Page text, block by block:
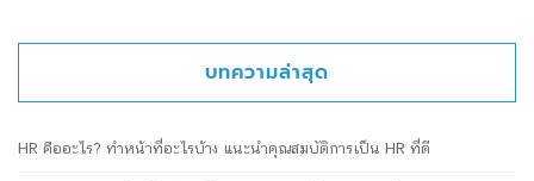
บทความล่าสุด
HR คืออะไร? ทำหน้าที่อะไรบ้าง แนะนำคุณสมบัติการเป็น HR ที่ดี